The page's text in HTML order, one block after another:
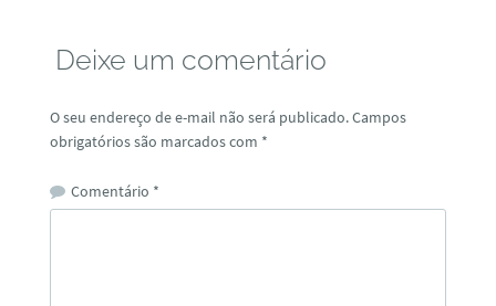
Deixe um comentário
O seu endereço de e-mail não será publicado.Campos
obrigatórios são marcados com *
Comentário *